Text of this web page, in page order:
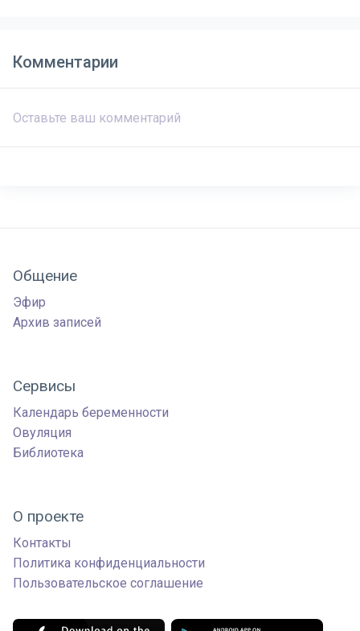
Комментарии
Общение
Эфир
Архив записей
Сервисы
Календарь беременности
Овуляция
Библиотека
О проекте
Контакты
Политика конфиденциальности
Пользовательское соглашение